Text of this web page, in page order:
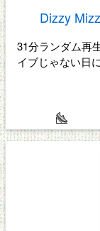
Dizzy
31分ランダム再
イブじゃない日